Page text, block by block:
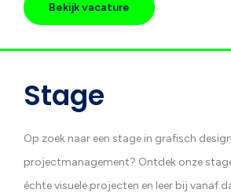
Bekijk vacature
Stage
Op zoek naar een stage in grafisch
projectmanagement? Ontdek onze
échte visuele projecten en leer bij vanaf